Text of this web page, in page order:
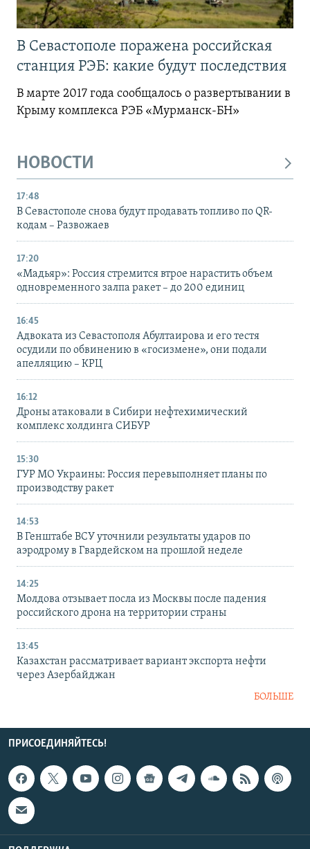
В Севастополе поражена российская
станция РЭБ: какие будут последствия
В марте 2017 года сообщалось о развертывании в
Крыму комплекса РЭБ «Мурманск-БН»
НОВОСТИ
17:48
В Севастополе снова будут продавать топливо по QR-
кодам – Развожаев
17:20
«Мадьяр»: Россия стремится втрое нарастить объем
одновременного залпа ракет – до 200 единиц
16:45
Адвоката из Севастополя Абултаирова и его тестя
осудили по обвинению в «госизмене», они подали
апелляцию – КРЦ
16:12
Дроны атаковали в Сибири нефтехимический
комплекс холдинга СИБУР
15:30
ГУР МО Украины: Россия перевыполняет планы по
производству ракет
14:53
В Генштабе ВСУ уточнили результаты ударов по
аэродрому в Гвардейском на прошлой неделе
14:25
Молдова отзывает посла из Москвы после падения
российского дрона на территории страны
13:45
Казахстан рассматривает вариант экспорта нефти
через Азербайджан
БОЛЬШЕ
ПРИСОЕДИНЯЙТЕСЬ!